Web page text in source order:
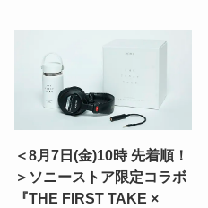
＜8月7日(金)10時 先着順！
＞ソニーストア限定コラボ
『THE FIRST TAKE ×